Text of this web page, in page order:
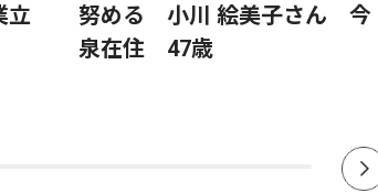
立
努める 小川 絵美子さん 今
泉在住 47歳